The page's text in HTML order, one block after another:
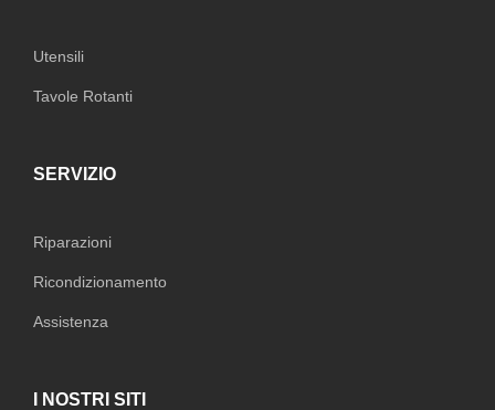
Utensili
Tavole Rotanti
SERVIZIO
Riparazioni
Ricondizionamento
Assistenza
I NOSTRI SITI